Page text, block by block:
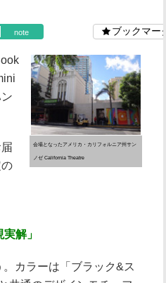
note ブックマーク
会場となったアメリカ・カリフォルニア州サン
ノゼ California Theatre
解」
カラーは「ブラック&ス